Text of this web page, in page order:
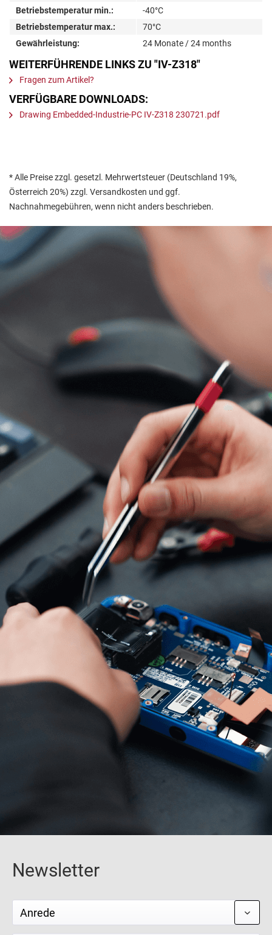
Betriebstemperatur min.:
-40°C
Betriebstemperatur max.:
70°C
Gewährleistung:
24 Monate / 24 months
WEITERFÜHRENDE LINKS ZU "IV-Z318"
Fragen zum Artikel?
VERFÜGBARE DOWNLOADS:
Drawing Embedded-Industrie-PC IV-Z318 230721.pdf
* Alle Preise zzgl. gesetzl. Mehrwertsteuer (Deutschland 19%,
Österreich 20%) zzgl. Versandkosten und ggf.
Nachnahmegebühren, wenn nicht anders beschrieben.
Newsletter